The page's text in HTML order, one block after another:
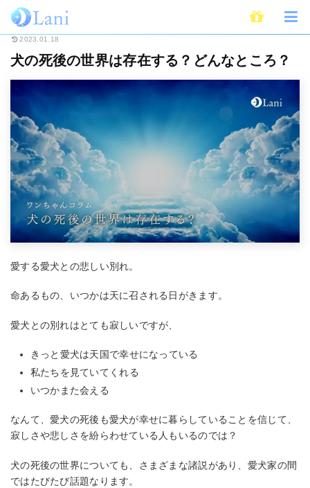
ホーム ライフスタイル 犬の死後の世界は存在する？どんな
2023.01.18
犬の死後の世界は存在する？どんなところ？
愛する愛犬との悲しい別れ。
命あるもの、いつかは天に召される日がきます。
愛犬との別れはとても寂しいですが、
きっと愛犬は天国で幸せになっている
私たちを見ていてくれる
いつかまた会える
なんて、愛犬の死後も愛犬が幸せに暮らしていることを信じて、
寂しさや悲しさを紛らわせている人もいるのでは？
犬の死後の世界についても、さまざまな諸説があり、愛犬家の間
ではたびたび話題なります。